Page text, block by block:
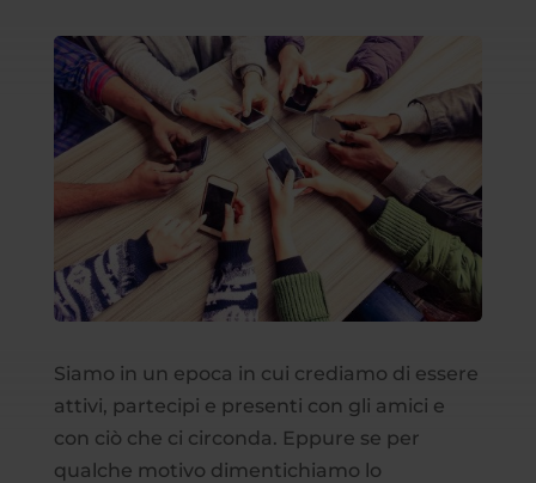
Siamo in un epoca in cui crediamo di essere
attivi, partecipi e presenti con gli amici e
con ciò che ci circonda. Eppure se per
qualche motivo dimentichiamo lo